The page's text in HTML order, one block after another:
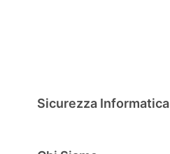
Sicurezza Informatica